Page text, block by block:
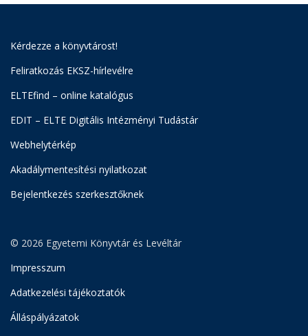
Kérdezze a könyvtárost!
Feliratkozás EKSZ-hírlevélre
ELTEfind – online katalógus
EDIT – ELTE Digitális Intézményi Tudástár
Webhelytérkép
Akadálymentesítési nyilatkozat
Bejelentkezés szerkesztőknek
© 2026 Egyetemi Könyvtár és Levéltár
Impresszum
Adatkezelési tájékoztatók
Álláspályázatok